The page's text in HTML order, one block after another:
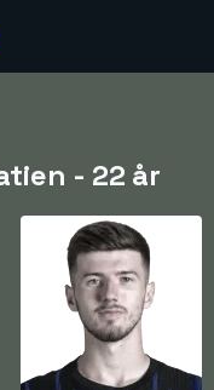
- 22 år